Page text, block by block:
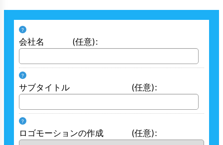
?
会社名 (任意):
?
サブタイトル (任意):
?
ロゴモーションの作成 (任意):